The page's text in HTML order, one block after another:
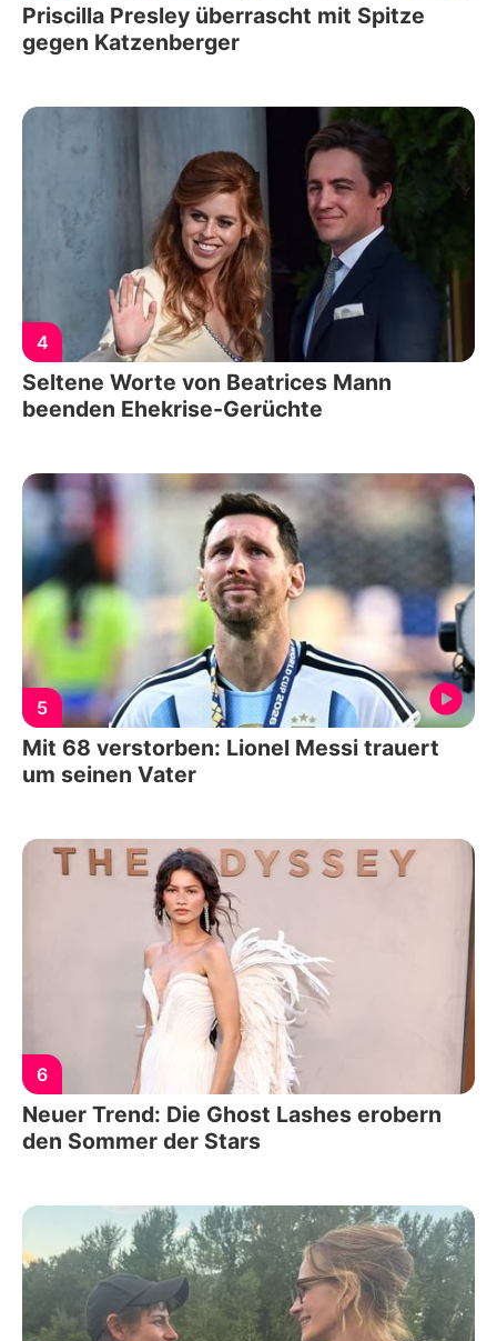
Priscilla Presley überrascht mit Spitze
gegen Katzenberger
4
Seltene Worte von Beatrices Mann
beenden Ehekrise-Gerüchte
5
Mit 68 verstorben: Lionel Messi trauert
um seinen Vater
6
Neuer Trend: Die Ghost Lashes erobern
den Sommer der Stars